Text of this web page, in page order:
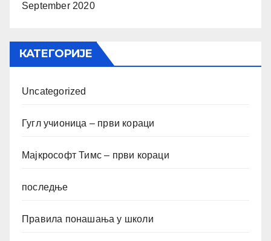
September 2020
КАТЕГОРИЈЕ
Uncategorized
Гугл учионица – први кораци
Мајкрософт Тимс – први кораци
последње
Правила понашања у школи